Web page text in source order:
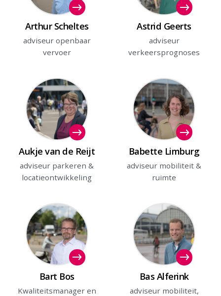
Arthur Scheltes
adviseur openbaar
vervoer
Astrid Geerts
adviseur
verkeersprognoses
Aukje van de Reijt
adviseur parkeren &
locatieontwikkeling
Babette Limburg
adviseur mobiliteit &
ruimte
Bart Bos
Kwaliteitsmanager en
Bas Alferink
adviseur mobiliteit,